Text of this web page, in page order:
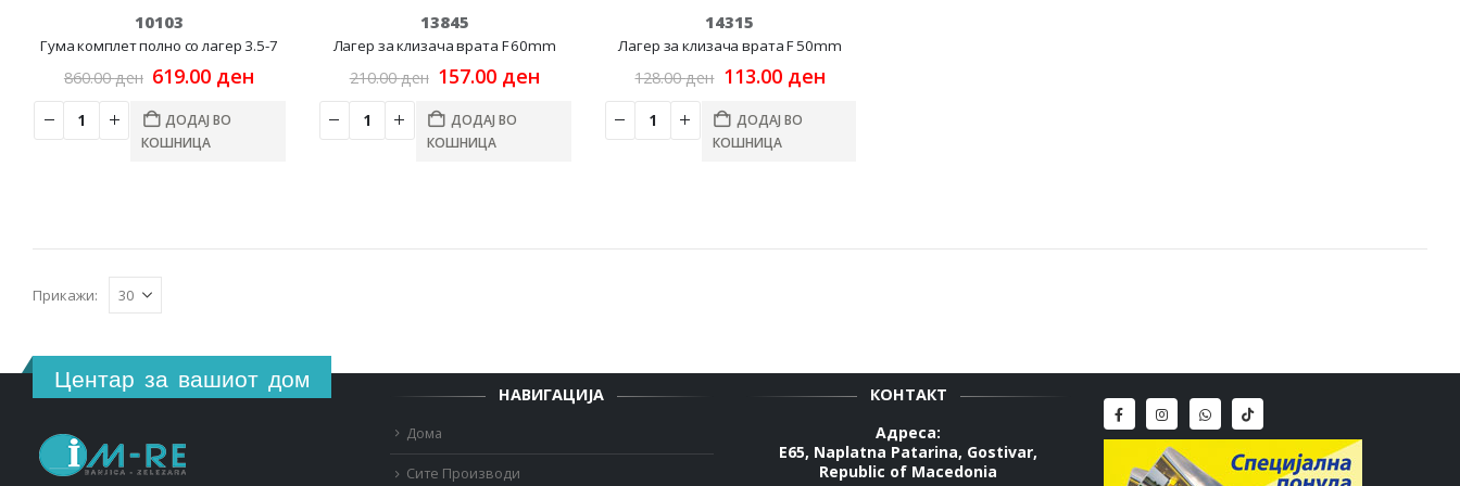
10103
Гума комплет полно со лагер 3.5-7
860.00ден Original
was:
860.00 ден.
619.00 денCurrent
619.00 ден.
ДОДАЈ ВО
КОШНИЦА
13845
Лагер за клизача врата F 60mm
210.00ден Original
was:
210.00 ден.
157.00 денCurrent
157.00 ден.
ДОДАЈ ВО
КОШНИЦА
14315
Лагер за клизача врата F 50mm
128.00ден Original
was:
128.00 ден.
113.00 денCurrent
ДОДАЈ ВО
КОШНИЦА
Прикажи:
Центар за вашиот дом НАВИГАЦИЈА
Дома
Сите Производи
КОНТАКТ
Адреса:
E65, Naplatna Patarina, Gostivar,
Republic of Macedonia